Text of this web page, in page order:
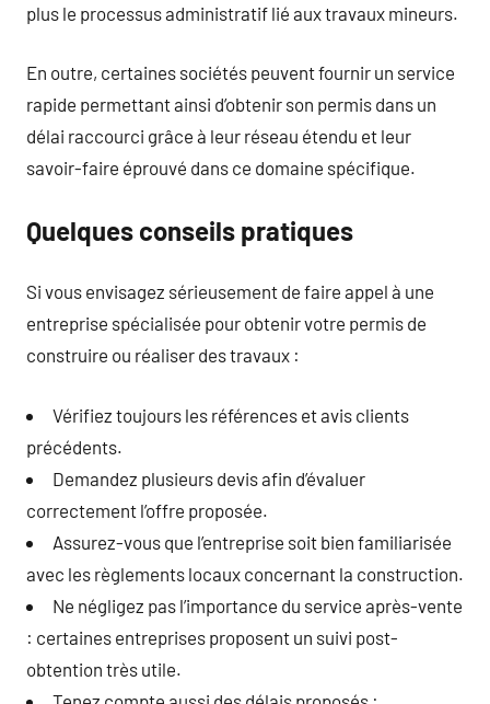
plus le processus administratif lié aux travaux mineurs.
En outre, certaines sociétés peuvent fournir un service
rapide permettant ainsi d’obtenir son permis dans un
délai raccourci grâce à leur réseau étendu et leur
savoir-faire éprouvé dans ce domaine spécifique.
Quelques conseils pratiques
Si vous envisagez sérieusement de faire appel à une
entreprise spécialisée pour obtenir votre permis de
construire ou réaliser des travaux :
Vérifiez toujours les références et avis clients
précédents.
Demandez plusieurs devis afin d’évaluer
correctement l’offre proposée.
Assurez-vous que l’entreprise soit bien familiarisée
avec les règlements locaux concernant la construction.
Ne négligez pas l’importance du service après-vente
: certaines entreprises proposent un suivi post-
obtention très utile.